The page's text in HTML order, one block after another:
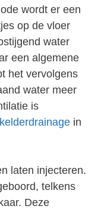
wordt er een
op de vloer
water
een algemene
het vervolgens
water meer
is
in
laten injecteren.
telkens
Deze